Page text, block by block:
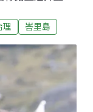
霧，正是峇里
麗背後的代
上半年的最新
期罕見下滑了
右。以我個人
理 峇里島